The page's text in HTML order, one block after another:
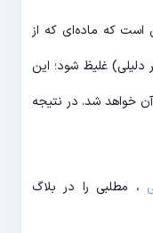
که ماده‌ای که از
غلیظ شود؛ این
خواهد شد. در نتیجه
، مطلبی را در بلاگ